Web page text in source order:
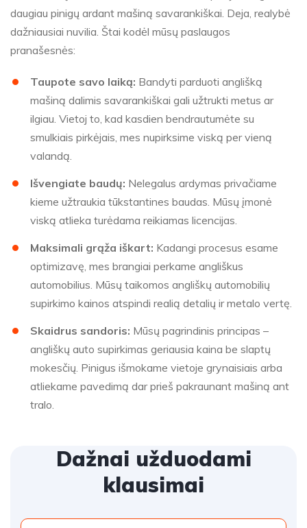
daugiau pinigų ardant mašiną savarankiškai. Deja, realybė
dažniausiai nuvilia. Štai kodėl mūsų paslaugos
pranašesnės:
Taupote savo laiką: Bandyti parduoti anglišką
mašiną dalimis savarankiškai gali užtrukti metus ar
ilgiau. Vietoj to, kad kasdien bendrautumėte su
smulkiais pirkėjais, mes nupirksime viską per vieną
valandą.
Išvengiate baudų: Nelegalus ardymas privačiame
kieme užtraukia tūkstantines baudas. Mūsų įmonė
viską atlieka turėdama reikiamas licencijas.
Maksimali grąža iškart: Kadangi procesus esame
optimizavę, mes brangiai perkame angliškus
automobilius. Mūsų taikomos angliškų automobilių
supirkimo kainos atspindi realią detalių ir metalo vertę.
Skaidrus sandoris: Mūsų pagrindinis principas –
angliškų auto supirkimas geriausia kaina be slaptų
mokesčių. Pinigus išmokame vietoje grynaisiais arba
atliekame pavedimą dar prieš pakraunant mašiną ant
tralo.
Dažnai užduodami
klausimai